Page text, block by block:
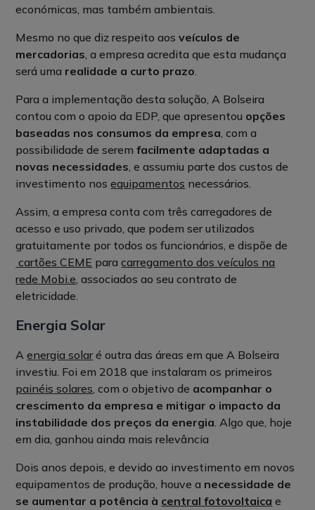
económicas, mas também ambientais.
Mesmo no que diz respeito aosveículos de
mercadorias, a empresa acredita que esta mudança
será uma realidade a curto prazo.
Para a implementação desta solução, A Bolseira
contou com o apoio da EDP, que apresentou opções
baseadas nos consumos da empresa, com a
possibilidade de seremfacilmente adaptadas a
novas necessidades, e assumiu parte dos custos de
investimento nosequipamentos necessários.
Assim, a empresa conta com três carregadores de
acesso e uso privado, que podem ser utilizados
gratuitamente por todos os funcionários, e dispõe de
cartões CEME paracarregamento dos veículos na
rede Mobi.e, associados ao seu contrato de
eletricidade.
Energia Solar
Aenergia solaré outra das áreas em que A Bolseira
investiu. Foi em 2018 que instalaram os primeiros
painéis solares, com o objetivo de acompanhar o
crescimento da empresa e mitigar o impacto da
instabilidade dos preços da energia. Algo que, hoje
em dia, ganhou ainda mais relevância
Dois anos depois, e devido ao investimento em novos
equipamentos de produção, houve a necessidade de
se aumentar a potência à central fotovoltaica e